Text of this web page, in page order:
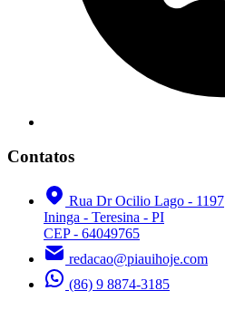
Contatos
Rua Dr Ocilio Lago - 1197
Ininga - Teresina - PI
CEP - 64049765
redacao@piauihoje.com
(86) 9 8874-3185